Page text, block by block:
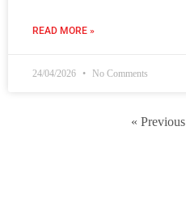
READ MORE »
24/04/2026 No Comments
« Previous